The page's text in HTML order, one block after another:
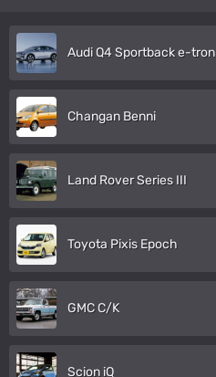
Audi Q4 Sportback e-tron
Changan Benni
Land Rover Series III
Toyota Pixis Epoch
GMC C/K
Scion iQ